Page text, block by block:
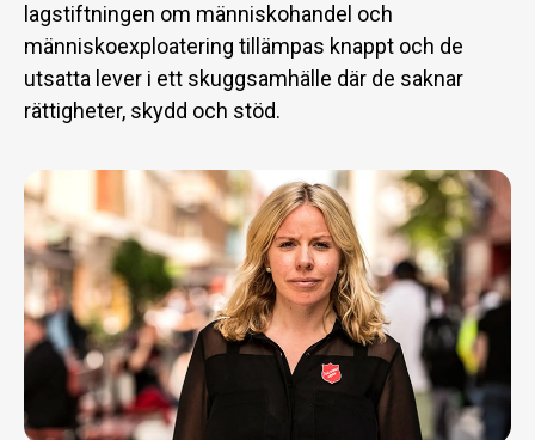
lagstiftningen om människohandel och
människoexploatering tillämpas knappt och de
utsatta lever i ett skuggsamhälle där de saknar
rättigheter, skydd och stöd.